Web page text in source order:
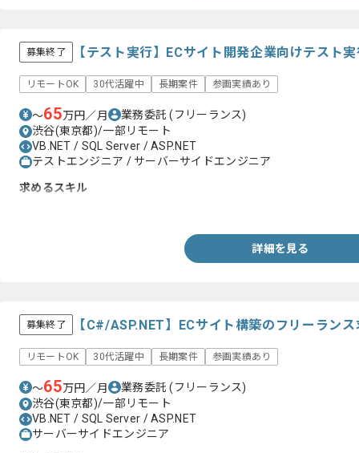
募集終了 【テスト実行】ECサイト開発企業向けテスト
リモートOK 30代活躍中 長期案件 参画実績あり
〜65万円／月 業務委託(フリーランス)
渋谷(東京都)/一部リモート
VB.NET / SQL Server / ASP.NET
テストエンジニア / サーバーサイドエンジニア
求めるスキル
詳細を見る
募集終了 【C#/ASP.NET】ECサイト構築のフリーラン
リモートOK 30代活躍中 長期案件 参画実績あり
〜65万円／月 業務委託(フリーランス)
渋谷(東京都)/一部リモート
VB.NET / SQL Server / ASP.NET
サーバーサイドエンジニア